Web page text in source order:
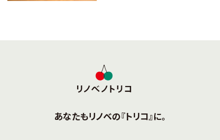
あなたもリノベの『トリコ』に。